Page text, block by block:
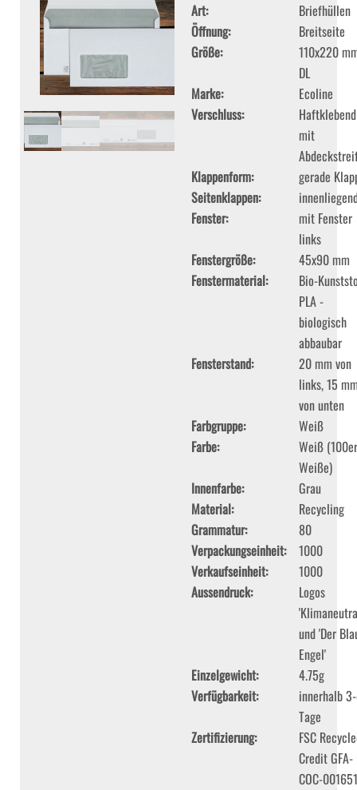
Art
Briefhüllen
Öffnung
Breitseite
Größe
110x220
DL
Marke
Ecoline
Verschluss
Haftklebend
mit
Klappenform
gerade
Seitenklappen
Fenster
mit Fenster
links
Fenstergröße
45x90 mm
Fenstermaterial
Bio-
PLA -
biologisch
abbaubar
Fensterstand
20 mm von
links, 15
von unten
Farbgruppe
Weiß
Farbe
Weiß (100er
Weiße)
Innenfarbe
Grau
Material
Recycling
Grammatur
80
Verpackungseinheit
1000
Verkaufseinheit
1000
Aussendruck
Logos
und 'Der
Engel'
Einzelgewicht
4.75g
Verfügbarkeit
innerhalb
Tage
Zertifizierung
FSC
Credit GFA-
COC-001651